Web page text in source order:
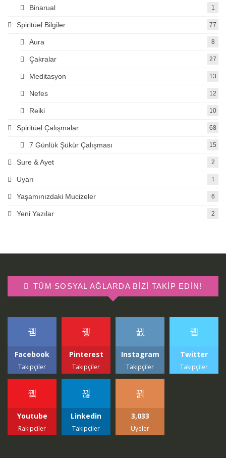
Binarual 1
Spiritüel Bilgiler 77
Aura 8
Çakralar 27
Meditasyon 13
Nefes 12
Reiki 10
Spiritüel Çalışmalar 68
7 Günlük Şükür Çalışması 15
Sure & Ayet 2
Uyarı 1
Yaşamınızdaki Mucizeler 6
Yeni Yazılar 2
TÜM SOSYAL AĞLARDA BIZI TAKIP EDIN!
Facebook
Takipçiler
Pinterest
Takipçiler
Instagram
Takipçiler
Twitter
Takipçiler
Youtube
Rakipçiler
Linkedin
Takipçiler
3,033
Üyeler